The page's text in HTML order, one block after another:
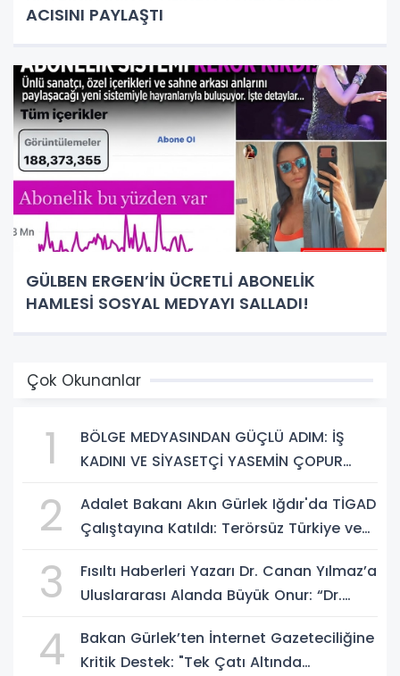
ACISINI PAYLAŞTI
GÜLBEN ERGEN’İN ÜCRETLİ ABONELİK
HAMLESİ SOSYAL MEDYAYI SALLADI!
Çok Okunanlar
1
BÖLGE MEDYASINDAN GÜÇLÜ ADIM: İŞ
KADINI VE SİYASETÇİ YASEMİN ÇOPUR
2
Adalet Bakanı Akın Gürlek Iğdır'da TİGAD
Çalıştayına Katıldı: Terörsüz Türkiye ve
3
Fısıltı Haberleri Yazarı Dr. Canan Yılmaz’a
Uluslararası Alanda Büyük Onur: “Dr.
4
Bakan Gürlek’ten İnternet Gazeteciliğine
Kritik Destek: "Tek Çatı Altında